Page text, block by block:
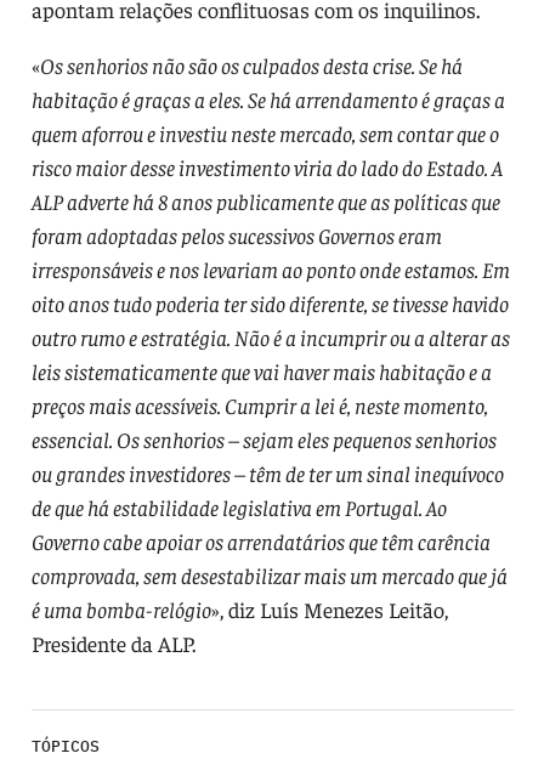
apontam relações conflituosas com os inquilinos.
«Os senhorios não são os culpados desta crise. Se há
habitação é graças a eles. Se há arrendamento é graças a
quem aforrou e investiu neste mercado, sem contar que o
risco maior desse investimento viria do lado do Estado. A
ALP adverte há 8 anos publicamente que as políticas que
foram adoptadas pelos sucessivos Governos eram
irresponsáveis e nos levariam ao ponto onde estamos. Em
oito anos tudo poderia ter sido diferente, se tivesse havido
outro rumo e estratégia. Não é a incumprir ou a alterar as
leis sistematicamente que vai haver mais habitação e a
preços mais acessíveis. Cumprir a lei é, neste momento,
essencial. Os senhorios – sejam eles pequenos senhorios
ou grandes investidores – têm de ter um sinal inequívoco
de que há estabilidade legislativa em Portugal. Ao
Governo cabe apoiar os arrendatários que têm carência
comprovada, sem desestabilizar mais um mercado que já
é uma bomba-relógio», diz Luís Menezes Leitão,
Presidente da ALP.
TÓPICOS